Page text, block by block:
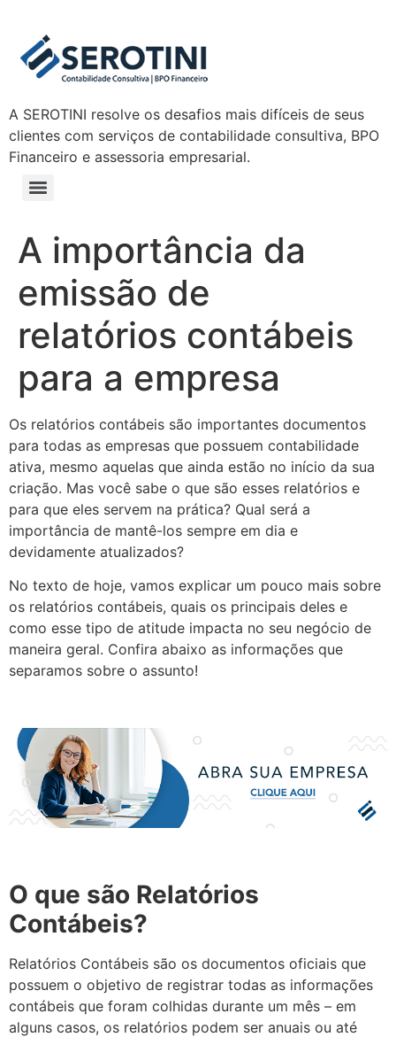
A SEROTINI resolve os desafios mais difíceis de seus
clientes com serviços de contabilidade consultiva, BPO
Financeiro e assessoria empresarial.
A importância da
emissão de
relatórios contábeis
para a empresa
Os relatórios contábeis são importantes documentos
para todas as empresas que possuem contabilidade
ativa, mesmo aquelas que ainda estão no início da sua
criação. Mas você sabe o que são esses relatórios e
para que eles servem na prática? Qual será a
importância de mantê-los sempre em dia e
devidamente atualizados?
No texto de hoje, vamos explicar um pouco mais sobre
os relatórios contábeis, quais os principais deles e
como esse tipo de atitude impacta no seu negócio de
maneira geral. Confira abaixo as informações que
separamos sobre o assunto!
O que são Relatórios
Contábeis?
Relatórios Contábeis são os documentos oficiais que
possuem o objetivo de registrar todas as informações
contábeis que foram colhidas durante um mês – em
alguns casos, os relatórios podem ser anuais ou até